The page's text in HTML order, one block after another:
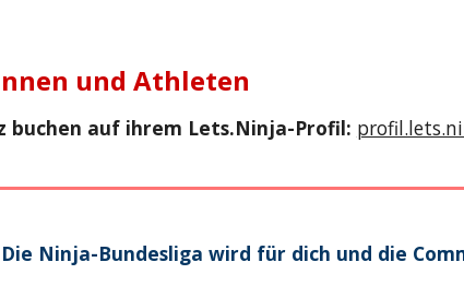
und Athleten
auf ihrem Lets.Ninja-Profil:
Die Ninja-Bundesliga wird für dich und die